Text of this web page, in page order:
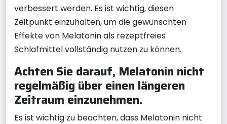
verbessert werden. Es ist wichtig, diesen
Zeitpunkt einzuhalten, um die gewünschten
Effekte von Melatonin als rezeptfreies
Schlafmittel vollständig nutzen zu können.
Achten Sie darauf, Melatonin nicht
regelmäßig über einen längeren
Zeitraum einzunehmen.
Es ist wichtig zu beachten, dass Melatonin nicht